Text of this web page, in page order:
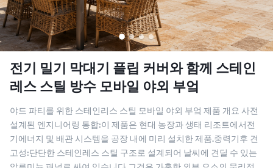
전기 밀기 막대기 플립 커버와 함께 스테인
레스 스틸 방수 모바일 야외 부엌
야드 파티를 위한 스테인리스 스틸 모바일 야외 부엌 제품 개요 사전
설계된 엔지니어링 통합:이 제품은 현대 농장과 생태 리조트에서전
기에너지 및 배관 시스템을 공장 내에 미리 설치한 제품.중력기후 견
고성:단단한 스테인레스 스틸 구조로 설계되어 날씨에 견딜 수 있는